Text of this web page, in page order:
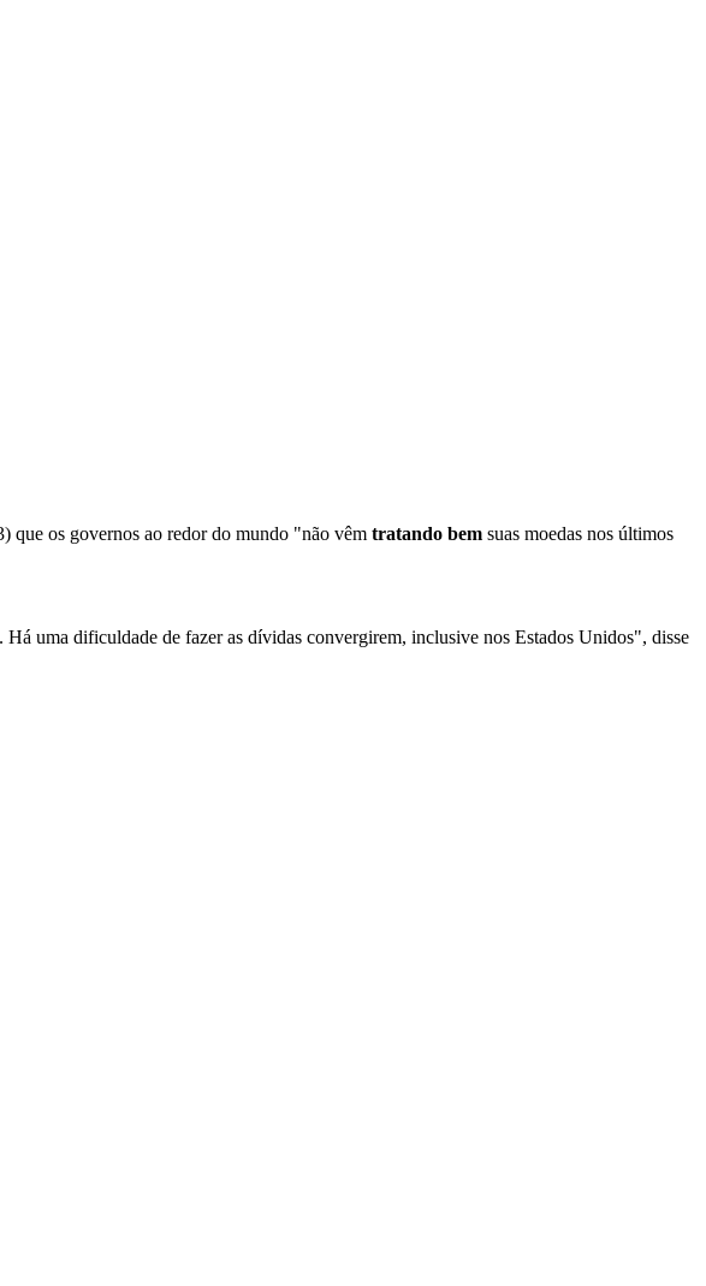
que os governos ao redor do mundo "não vêm tratando bem suas moedas nos últimos
uma dificuldade de fazer as dívidas convergirem, inclusive nos Estados Unidos", disse